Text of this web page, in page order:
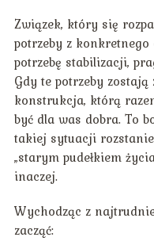
Związek, który się
potrzeby z
potrzebę stabilizacji,
Gdy te potrzeby
konstrukcja, którą
być dla was dobra. To
takiej sytuacji
„starym pudełkiem
inaczej.
Wychodząc z
zacząć: